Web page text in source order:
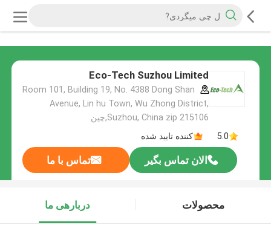
Eco-Tech Suzhou Limited
Room 101, Building 19, No. 4388 Dong Shan
Avenue, Lin hu Town, Wu Zhong District,
Suzhou, China zip 215106,چین
5.0
کننده تایید شده
الان تماس بگیر تماس با ما
محصولات دربارهی ما